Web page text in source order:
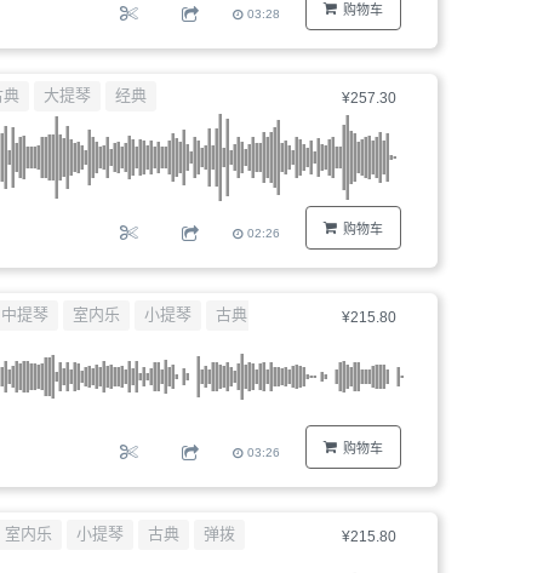
购物车
03:28
¥257.30
购物车
典 大提琴 经典
02:26
¥215.80
购物车
中提琴 室内乐 小提琴 古典
03:26
¥215.80
室内乐 小提琴 古典 弹拨